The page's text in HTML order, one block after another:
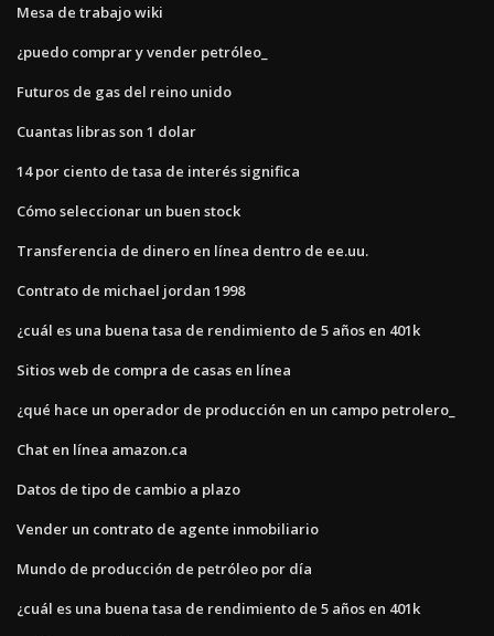
Mesa de trabajo wiki
¿puedo comprar y vender petróleo_
Futuros de gas del reino unido
Cuantas libras son 1 dolar
14 por ciento de tasa de interés significa
Cómo seleccionar un buen stock
Transferencia de dinero en línea dentro de ee.uu.
Contrato de michael jordan 1998
¿cuál es una buena tasa de rendimiento de 5 años en 401k
Sitios web de compra de casas en línea
¿qué hace un operador de producción en un campo petrolero_
Chat en línea amazon.ca
Datos de tipo de cambio a plazo
Vender un contrato de agente inmobiliario
Mundo de producción de petróleo por día
¿cuál es una buena tasa de rendimiento de 5 años en 401k